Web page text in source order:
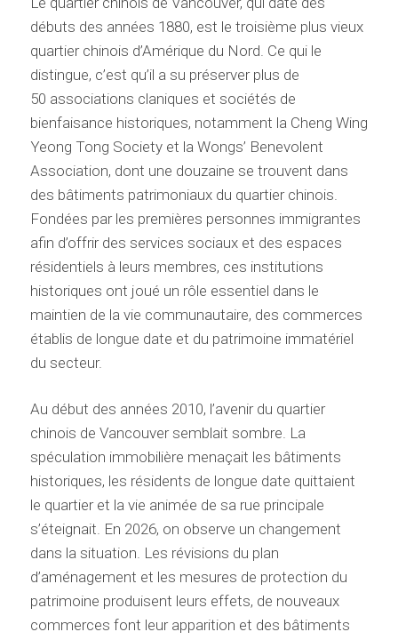
débuts des années 1880, est le troisième plus vieux
quartier chinois d’Amérique du Nord. Ce qui le
distingue, c’est qu’il a su préserver plus de
50 associations claniques et sociétés de
bienfaisance historiques, notamment la Cheng Wing
Yeong Tong Society et la Wongs’ Benevolent
Association, dont une douzaine se trouvent dans
des bâtiments patrimoniaux du quartier chinois.
Fondées par les premières personnes immigrantes
afin d’offrir des services sociaux et des espaces
résidentiels à leurs membres, ces institutions
historiques ont joué un rôle essentiel dans le
maintien de la vie communautaire, des commerces
établis de longue date et du patrimoine immatériel
du secteur.
Au début des années 2010, l’avenir du quartier
chinois de Vancouver semblait sombre. La
spéculation immobilière menaçait les bâtiments
historiques, les résidents de longue date quittaient
le quartier et la vie animée de sa rue principale
s’éteignait. En 2026, on observe un changement
dans la situation. Les révisions du plan
d’aménagement et les mesures de protection du
patrimoine produisent leurs effets, de nouveaux
commerces font leur apparition et des bâtiments